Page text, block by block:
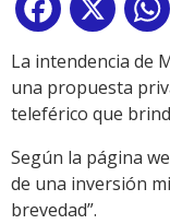
Facebook
X
La intendencia de
una propuesta
teleférico que
Según la página
de una inversión
brevedad”.